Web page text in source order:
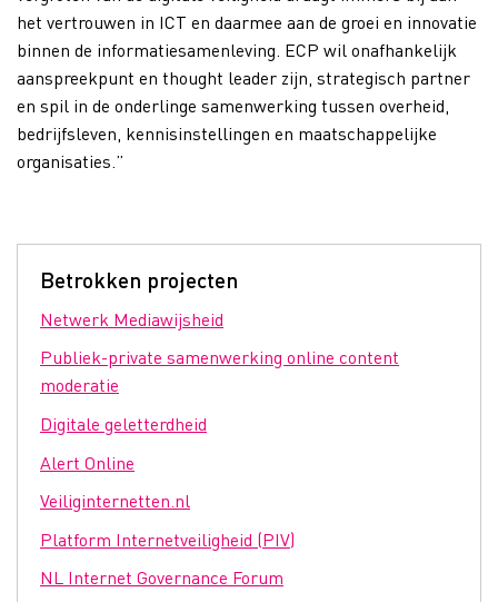
het vertrouwen in ICT en daarmee aan de groei en innovatie
binnen de informatiesamenleving. ECP wil onafhankelijk
aanspreekpunt en thought leader zijn, strategisch partner
en spil in de onderlinge samenwerking tussen overheid,
bedrijfsleven, kennisinstellingen en maatschappelijke
organisaties.”
Betrokken projecten
Netwerk Mediawijsheid
Publiek-private samenwerking online content
moderatie
Digitale geletterdheid
Alert Online
Veiliginternetten.nl
Platform Internetveiligheid (PIV)
NL Internet Governance Forum